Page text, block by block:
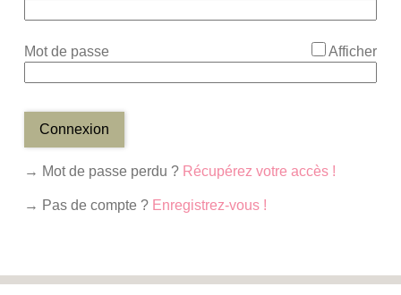
Mot de passe Afficher
Connexion
→ Mot de passe perdu ? Récupérez votre accès !
→ Pas de compte ? Enregistrez-vous !